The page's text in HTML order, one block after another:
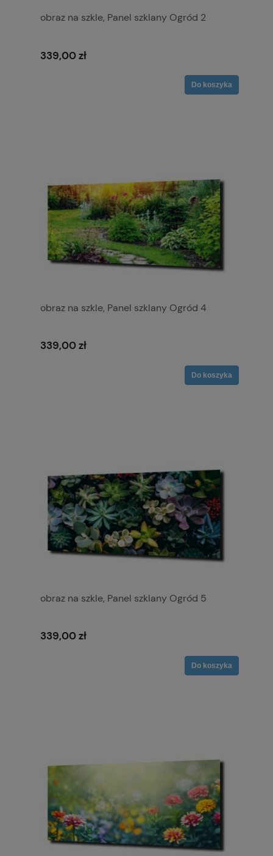
obraz na szkle, Panel szklany Ogród 2
339,00 zł
Do koszyka
obraz na szkle, Panel szklany Ogród 4
339,00 zł
Do koszyka
obraz na szkle, Panel szklany Ogród 5
339,00 zł
Do koszyka